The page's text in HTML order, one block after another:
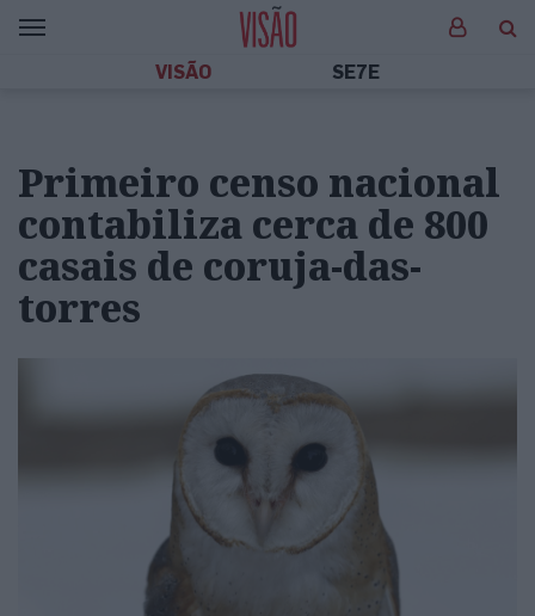
VISÃO SE7E
Primeiro censo nacional
contabiliza cerca de 800
casais de coruja-das-
torres